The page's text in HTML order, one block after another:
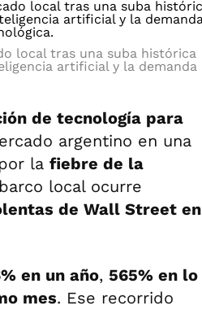
local tras una suba histórica
artificial y la demanda
de tecnología para
argentino en una
la fiebre de la
local ocurre
de Wall Street en
en un año, 565% en lo
mes. Ese recorrido